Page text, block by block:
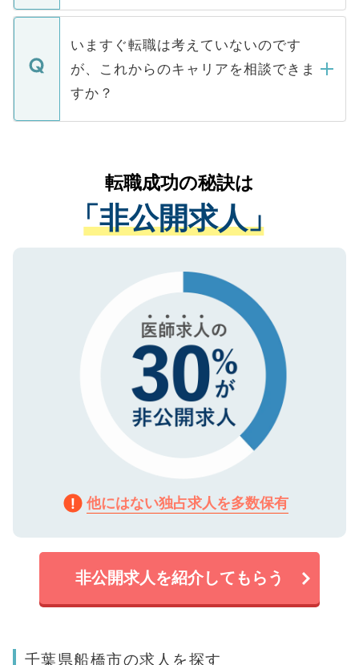
関を公にしてしまうと、応募が殺到する場
に、医療機関が求める条件に合った人材の
みを人材紹介会社に依頼するケースが増え
ています。
定を承諾する必要はありません。内定先へ
の辞退の連絡はキャリアパートナーが行い
個人情報が漏えいすることはありませんの
で、ご安心ください。当サイトからの登録
などで収集したご登録者様の個人情報は、
ご本人のキャリアアップおよび転職活動の
支援を目的に使用いたします。お預かりし
ているすべての個人データはご本人の許可
は、個人情報の取り扱いについての厳密な
管理基準を満たした事業者のみに付与され
る、プライバシーマークを取得済みです。
で、機密保持に関してもご安心ください。
いますぐ転職は考えていないのです
が、これからのキャリアを相談できま
すか？
かがいして、現在の医療機関の状況や紹介
経験をまじえながら、適切なアドバイスを
させていただきます。すぐにご転職をされ
ない方には、長期的なサポートが可能です
ので、まずはご登録ください。
転職成功の秘訣は
「非公開求人」
他にはない独占求人を多数保有
非公開求人を紹介してもらう
千葉県船橋市の求人を探す